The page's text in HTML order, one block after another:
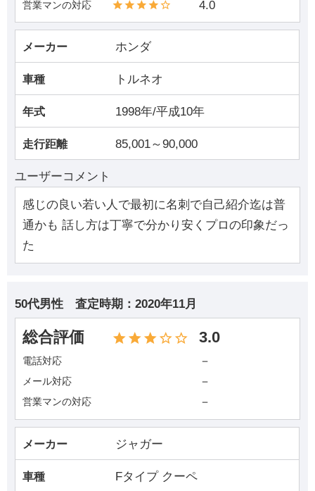
営業マンの対応 4.0
メーカー ホンダ
車種 トルネオ
年式 1998年/平成10年
走行距離 85,001～90,000
ユーザーコメント
感じの良い若い人で最初に名刺で自己紹介迄は普
通かも 話し方は丁寧で分かり安くプロの印象だっ
た
50代男性 査定時期： 2020年11月
総合評価 3.0
電話対応 －
メール対応 －
営業マンの対応 －
メーカー ジャガー
車種 Fタイプ クーペ